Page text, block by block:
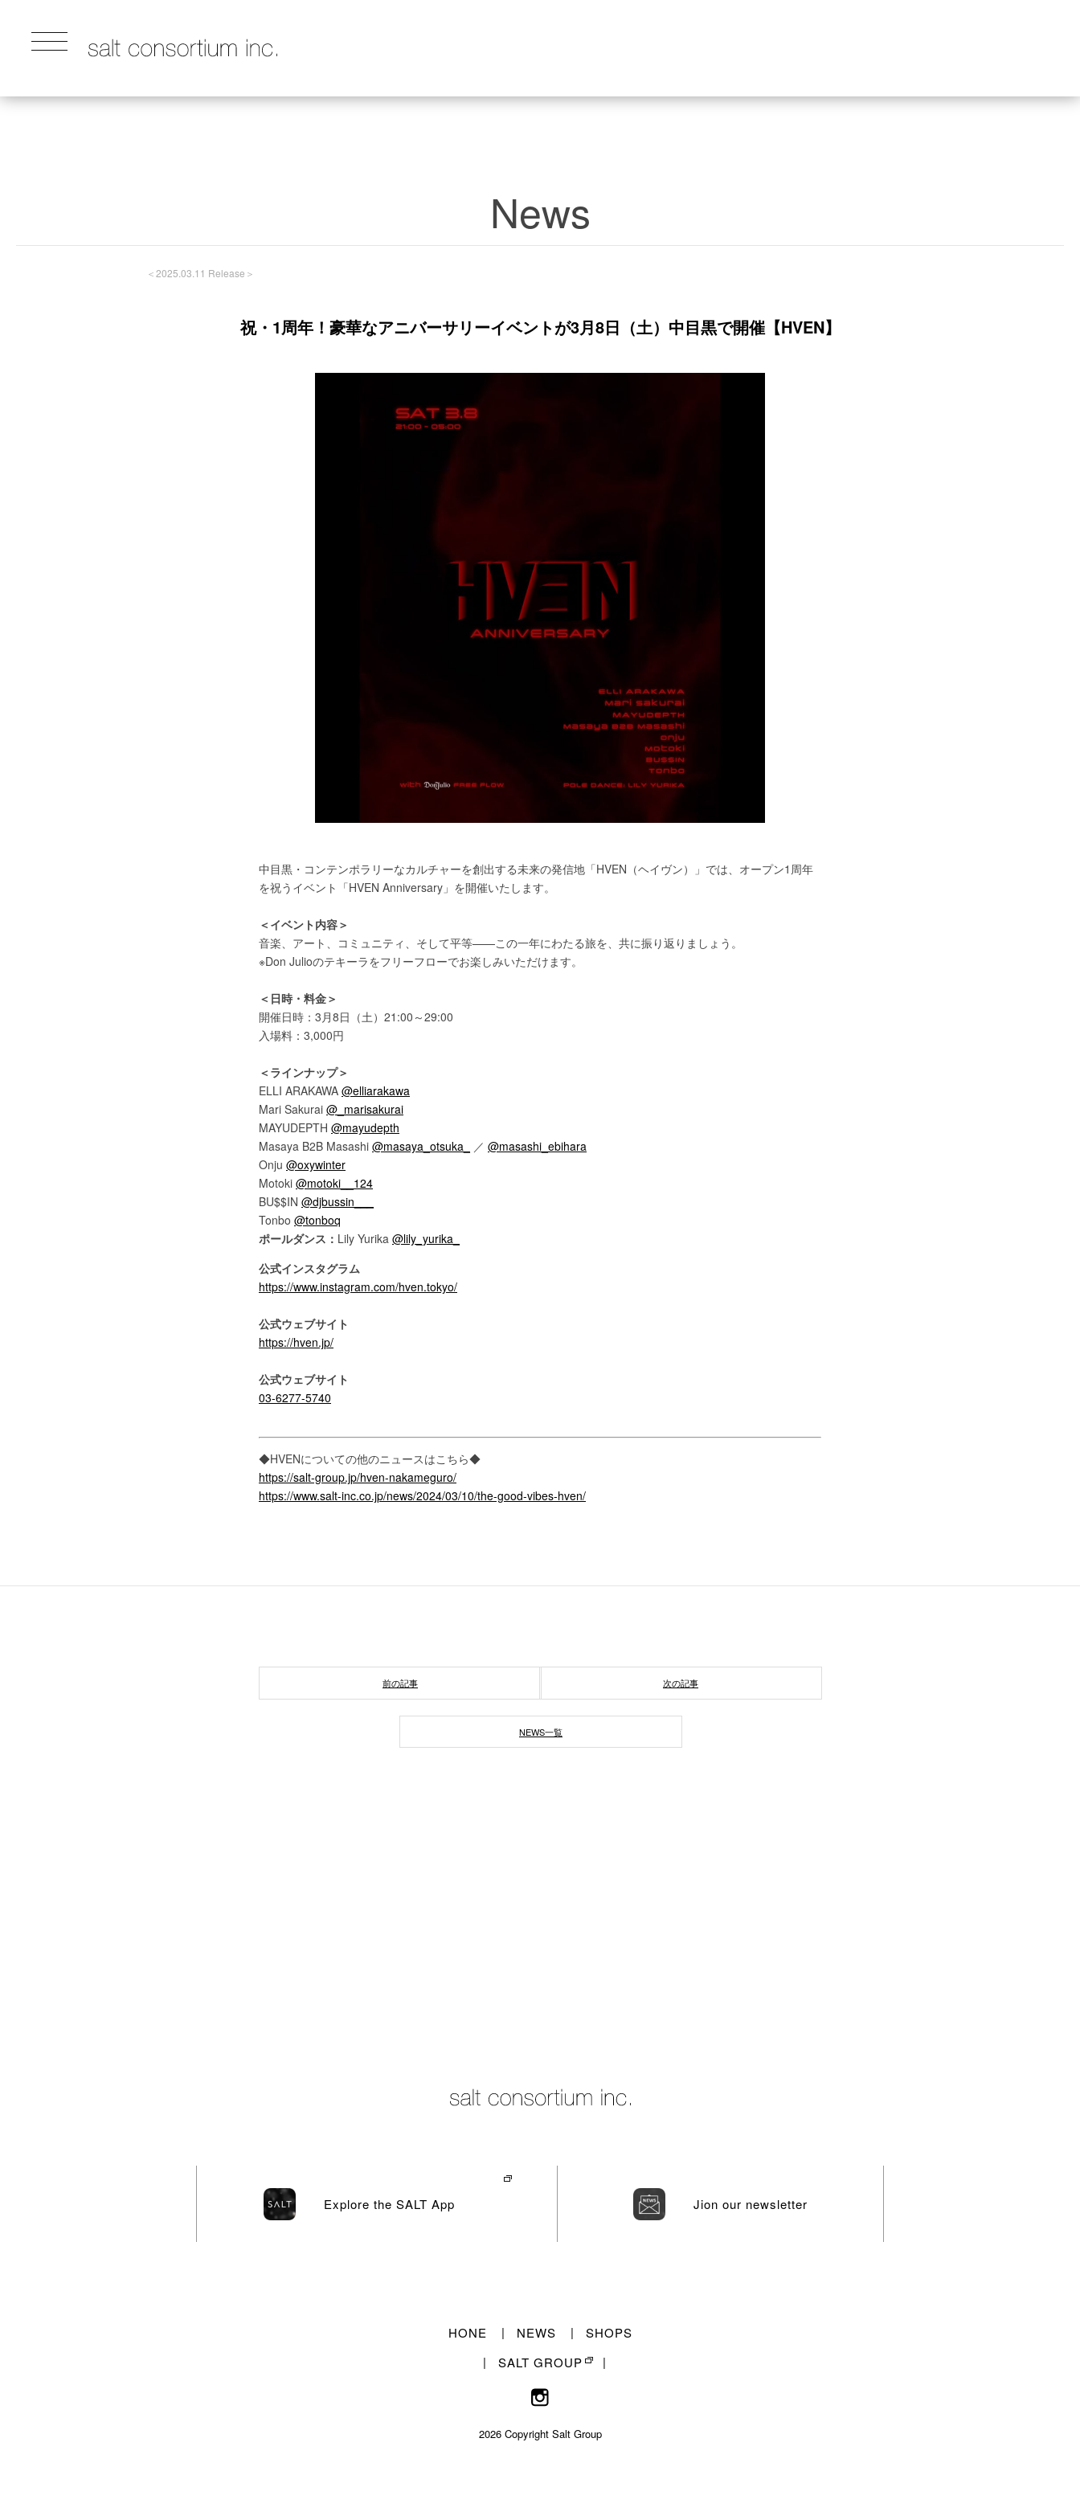
News
＜2025.03.11 Release＞
祝・1周年！豪華なアニバーサリーイベントが3月8日（土）中目黒で開催【HVEN】
中目黒・コンテンポラリーなカルチャーを創出する未来の発信地「HVEN（ヘイヴン）」では、オープン1周年
を祝うイベント「HVEN Anniversary」を開催いたします。
＜イベント内容＞
音楽、アート、コミュニティ、そして平等——この一年にわたる旅を、共に振り返りましょう。
※Don Julioのテキーラをフリーフローでお楽しみいただけます。
＜日時・料金＞
開催日時：3月8日（土）21:00～29:00
入場料：3,000円
＜ラインナップ＞
ELLI ARAKAWA @elliarakawa
Mari Sakurai @_marisakurai
MAYUDEPTH @mayudepth
Masaya B2B Masashi @masaya_otsuka_ ／ @masashi_ebihara
Onju @oxywinter
Motoki @motoki__124
BU$$IN @djbussin___
Tonbo @tonboq
ポールダンス： Lily Yurika @lily_yurika_
公式インスタグラム
https://www.instagram.com/hven.tokyo/
公式ウェブサイト
https://hven.jp/
公式ウェブサイト
03-6277-5740
◆HVENについての他のニュースはこちら◆
https://salt-group.jp/hven-nakameguro/
https://www.salt-inc.co.jp/news/2024/03/10/the-good-vibes-hven/
前の記事 次の記事
NEWS一覧
Explore the SALT App Jion our newsletter
HONE NEWS
SHOPS
SALT GROUP
2026 Copyright Salt Group